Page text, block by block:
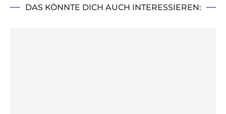
DAS KÖNNTE DICH AUCH INTERESSIEREN: